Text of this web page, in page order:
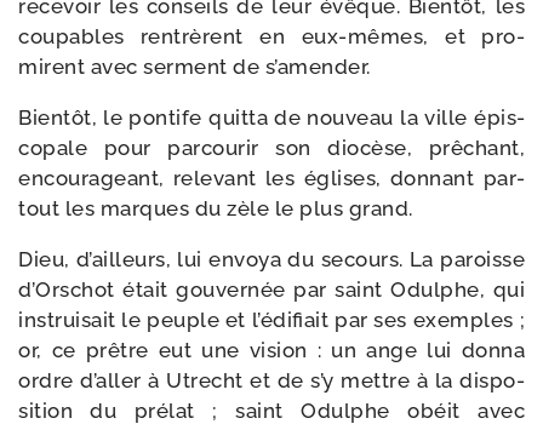
rece­voir les conseils de leur évêque. Bientôt, les
cou­pables ren­trèrent en eux-​mêmes, et pro­
mirent avec ser­ment de s’amender.
Bientôt, le pon­tife quit­ta de nou­veau la ville épis­
co­pale pour par­courir son dio­cèse, prê­chant,
encou­ra­geant, rele­vant les églises, don­nant par­
tout les marques du zèle le plus grand.
Dieu, d’ailleurs, lui envoya du secours. La paroisse
d’Orschot était gou­ver­née par saint Odulphe, qui
ins­trui­sait le peuple et l’é­di­fiait par ses exemples ;
or, ce prêtre eut une vision : un ange lui don­na
ordre d’aller à Utrecht et de s’y mettre à la dis­po­
si­tion du pré­lat ; saint Odulphe obéit avec